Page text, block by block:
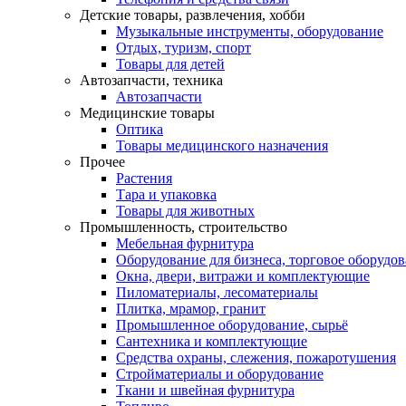
Детские товары, развлечения, хобби
Музыкальные инструменты, оборудование
Отдых, туризм, спорт
Товары для детей
Автозапчасти, техника
Автозапчасти
Медицинские товары
Оптика
Товары медицинского назначения
Прочее
Растения
Тара и упаковка
Товары для животных
Промышленность, строительство
Мебельная фурнитура
Оборудование для бизнеса, торговое
Окна, двери, витражи и комплектующие
Пиломатериалы, лесоматериалы
Плитка, мрамор, гранит
Промышленное оборудование, сырьё
Сантехника и комплектующие
Средства охраны, слежения, пожаротушения
Стройматериалы и оборудование
Ткани и швейная фурнитура